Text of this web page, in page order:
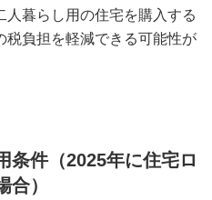
人暮らし用の住宅を購入する
税負担を軽減できる可能性が
条件（2025年に住宅ロ
）